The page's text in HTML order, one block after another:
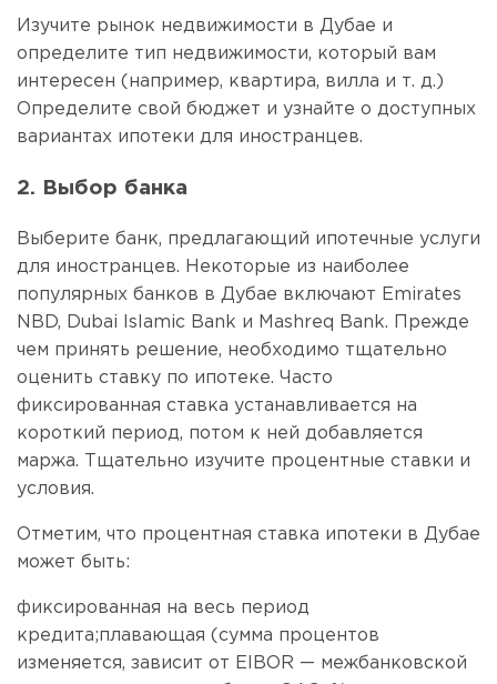
Изучите рынок недвижимости в Дубае и
определите тип недвижимости, который вам
интересен (например, квартира, вилла и т. д.)
Определите свой бюджет и узнайте о доступных
вариантах ипотеки для иностранцев.
2. Выбор банка
Выберите банк, предлагающий ипотечные услуги
для иностранцев. Некоторые из наиболее
популярных банков в Дубае включают Emirates
NBD, Dubai Islamic Bank и Mashreq Bank. Прежде
чем принять решение, необходимо тщательно
оценить ставку по ипотеке. Часто
фиксированная ставка устанавливается на
короткий период, потом к ней добавляется
маржа. Тщательно изучите процентные ставки и
условия.
Отметим, что процентная ставка ипотеки в Дубае
может быть:
фиксированная на весь период
кредита;плавающая (сумма процентов
изменяется, зависит от EIBOR — межбанковской